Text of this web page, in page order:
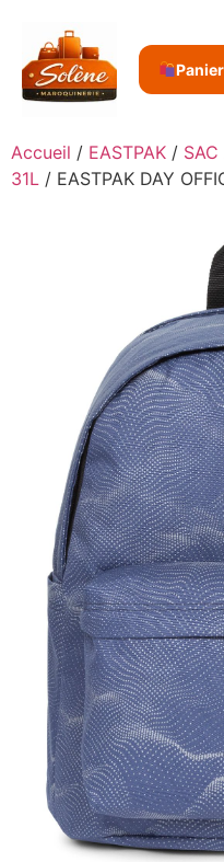
Panier
Accueil / EASTPAK / SAC
31L / EASTPAK DAY